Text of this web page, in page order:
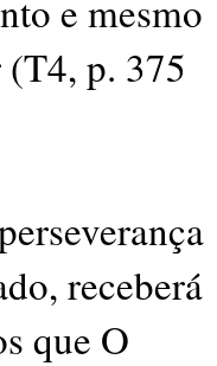
e mesmo
p. 375
receberá
que O